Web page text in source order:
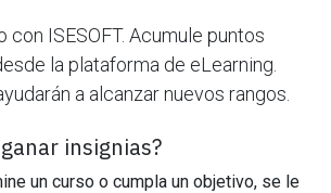
con ISESOFT. Acumule puntos
la plataforma de eLearning.
a alcanzar nuevos rangos.
insignias?
un curso o cumpla un objetivo, se le